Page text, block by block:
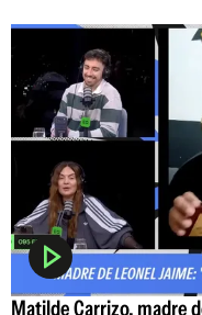
Matilde Carrizo, madre